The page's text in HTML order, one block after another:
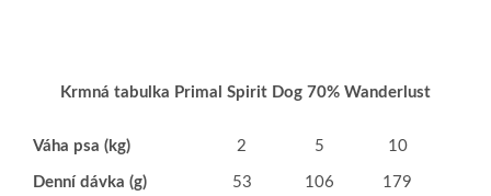
Krmná tabulka Primal Spirit Dog 70% Wanderlust
Váha psa (kg) 2 5 10
Denní dávka (g) 53 106 179